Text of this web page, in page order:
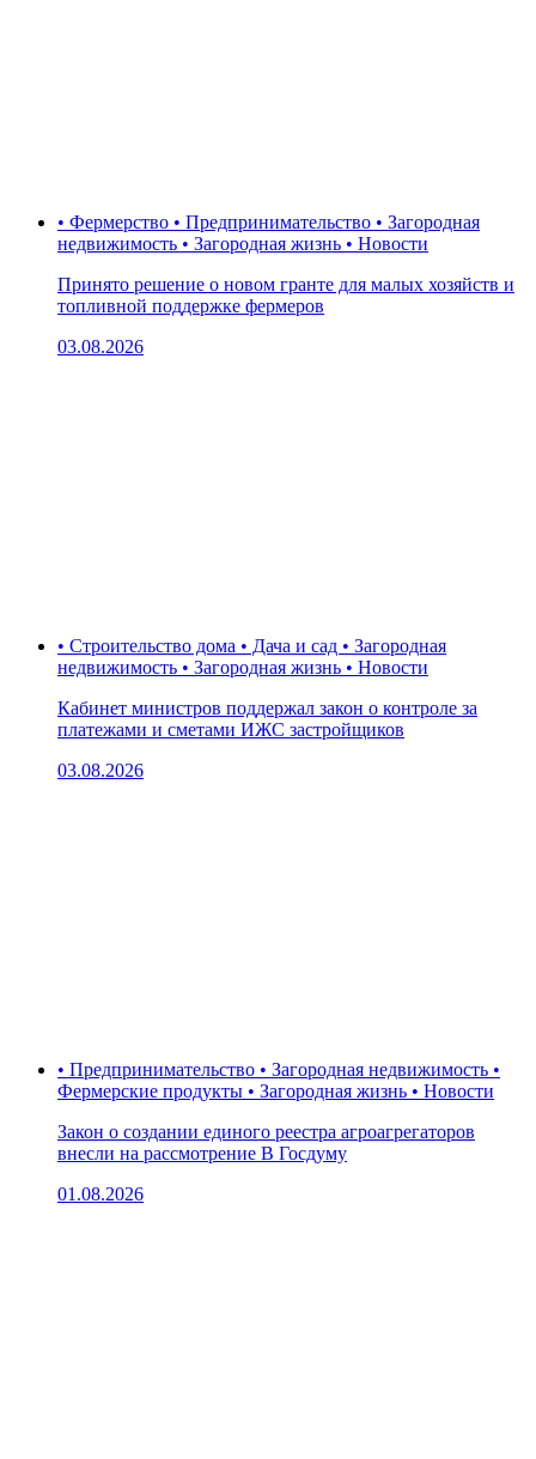
• Фермерство • Предпринимательство • Загородная
недвижимость • Загородная жизнь • Новости
Принято решение о новом гранте для малых хозяйств и
топливной поддержке фермеров
03.08.2026
• Строительство дома • Дача и сад • Загородная
недвижимость • Загородная жизнь • Новости
Кабинет министров поддержал закон о контроле за
платежами и сметами ИЖС застройщиков
03.08.2026
• Предпринимательство • Загородная недвижимость •
Фермерские продукты • Загородная жизнь • Новости
Закон о создании единого реестра агроагрегаторов
внесли на рассмотрение В Госдуму
01.08.2026